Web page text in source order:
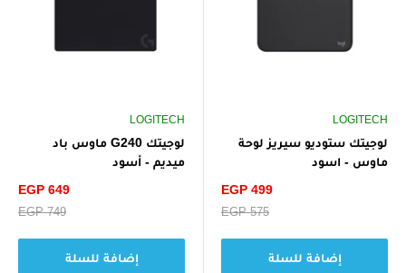
LOGITECH
لوجيتك ستوديو سيريز لوحة
ماوس - اسود
سعر
EGP 499
سعر
EGP 575
إضافة للسلة
LOGITECH
لوجيتك G240 ماوس باد
ميديم - أسود
سعر
EGP 649
سعر
EGP 749
إضافة للسلة